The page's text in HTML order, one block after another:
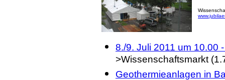
8./9. Juli 2011 um 10.00
>Wissenschaftsmarkt
Geothermieanlagen in